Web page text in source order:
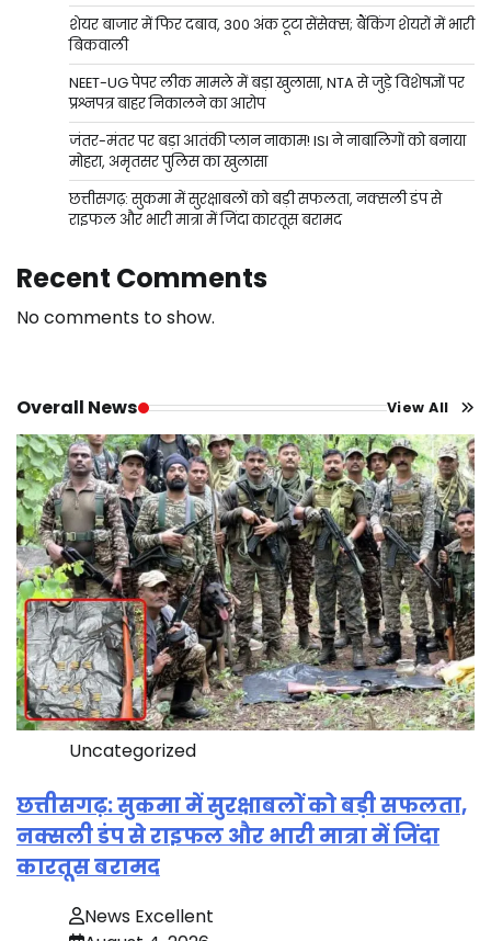
शेयर बाजार में फिर दबाव, 300 अंक टूटा सेंसेक्स; बैंकिंग शेयरों में भारी
बिकवाली
NEET-UG पेपर लीक मामले में बड़ा खुलासा, NTA से जुड़े विशेषज्ञों पर
प्रश्नपत्र बाहर निकालने का आरोप
जंतर-मंतर पर बड़ा आतंकी प्लान नाकाम! ISI ने नाबालिगों को बनाया
मोहरा, अमृतसर पुलिस का खुलासा
छत्तीसगढ़: सुकमा में सुरक्षाबलों को बड़ी सफलता, नक्सली डंप से
राइफल और भारी मात्रा में जिंदा कारतूस बरामद
Recent Comments
No comments to show.
Overall News View All
Uncategorized
छत्तीसगढ़: सुकमा में सुरक्षाबलों को बड़ी सफलता,
नक्सली डंप से राइफल और भारी मात्रा में जिंदा
कारतूस बरामद
News Excellent